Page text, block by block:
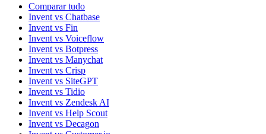
Comparar tudo
Invent vs Chatbase
Invent vs Fin
Invent vs Voiceflow
Invent vs Botpress
Invent vs Manychat
Invent vs Crisp
Invent vs SiteGPT
Invent vs Tidio
Invent vs Zendesk AI
Invent vs Help Scout
Invent vs Decagon